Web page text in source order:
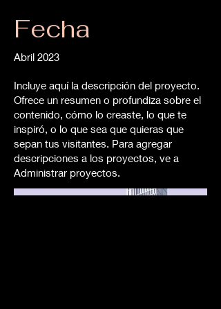
Fecha
Abril 2023
Incluye aquí la descripción del proyecto.
Ofrece un resumen o profundiza sobre el
contenido, cómo lo creaste, lo que te
inspiró, o lo que sea que quieras que
sepan tus visitantes. Para agregar
descripciones a los proyectos, ve a
Administrar proyectos.